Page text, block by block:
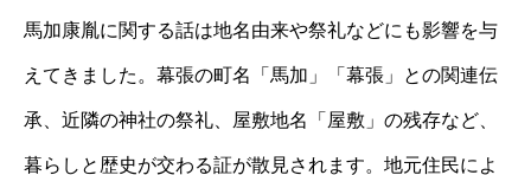
馬加康胤に関する話は地名由来や祭礼などにも影響を与
えてきました。幕張の町名「馬加」「幕張」との関連伝
承、近隣の神社の祭礼、屋敷地名「屋敷」の残存など、
暮らしと歴史が交わる証が散見されます。地元住民によ